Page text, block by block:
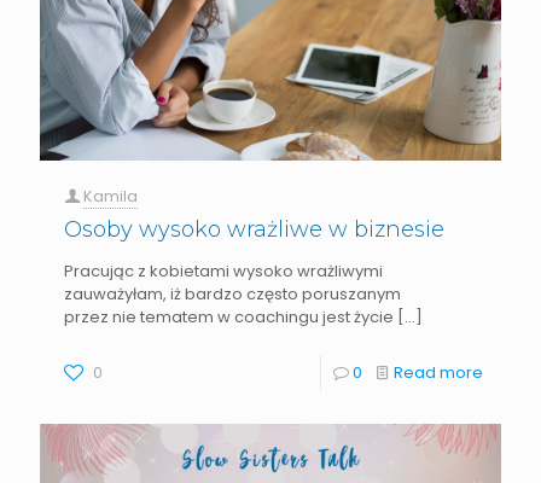
Kamila
Osoby wysoko wrażliwe w biznesie
Pracując z kobietami wysoko wrażliwymi
zauważyłam, iż bardzo często poruszanym
przez nie tematem w coachingu jest życie […]
0 0 Read more